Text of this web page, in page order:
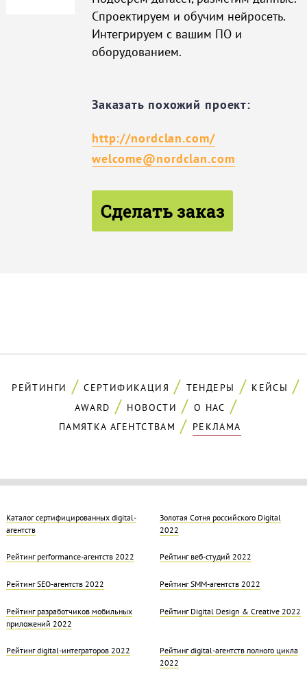
Спроектируем и обучим нейросеть.
Интегрируем с вашим ПО и
оборудованием.
Заказать похожий проект:
http://nordclan.com/
welcome@nordclan.com
Сделать заказ
РЕЙТИНГИ СЕРТИФИКАЦИЯ ТЕНДЕРЫ
КЕЙСЫ
AWARD
НОВОСТИ
О НАС
ПАМЯТКА АГЕНТСТВАМ
РЕКЛАМА
Каталог сертифицированных digital-
агентств
Золотая Cотня российского Digital
2022
Рейтинг performance-агентств 2022 Рейтинг веб-студий 2022
Рейтинг SEO-агентств 2022 Рейтинг SMM-агентств 2022
Рейтинг разработчиков мобильных
приложений 2022
Рейтинг Digital Design & Creative 2022
Рейтинг digital-интеграторов 2022
Рейтинг digital-агентств полного цикла
2022